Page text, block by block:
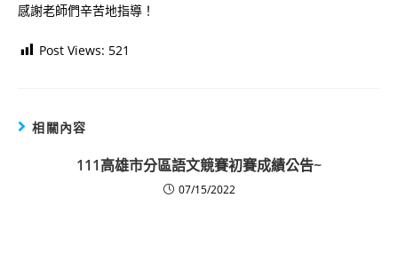
感謝老師們辛苦地指導！
Post Views: 521
相關內容
111高雄市分區語文競賽初賽成績公告~
07/15/2022